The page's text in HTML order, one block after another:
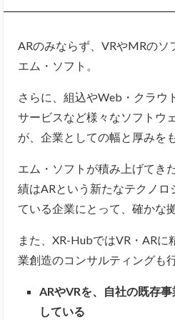
ARのみならず、VRやMRのソ
エム・ソフト。
さらに、組込やWeb・クラウ
サービスなど様々なソフトウ
が、企業としての幅と厚みを
エム・ソフトが積み上げてき
績はARという新たなテクノロ
ている企業にとって、確かな
また、XR-HubではVR・AR
業創造のコンサルティングも
ARやVRを、自社の既存事
している